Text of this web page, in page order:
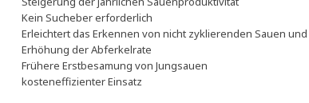
Kein Sucheber erforderlich
Erleichtert das Erkennen von nicht zyklierenden Sauen und
Erhöhung der Abferkelrate
Frühere Erstbesamung von Jungsauen
kosteneffizienter Einsatz